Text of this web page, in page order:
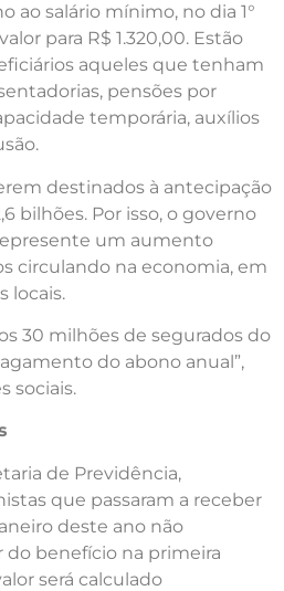
ao salário mínimo, no dia 1°
para R$ 1.320,00. Estão
aqueles que tenham
pensões por
temporária, auxílios
destinados à antecipação
bilhões. Por isso, o governo
um aumento
circulando na economia, em
locais.
30 milhões de segurados do
do abono anual”,
sociais.
de Previdência,
que passaram a receber
deste ano não
do benefício na primeira
será calculado